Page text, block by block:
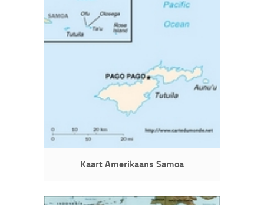
Kaart Amerikaans Samoa